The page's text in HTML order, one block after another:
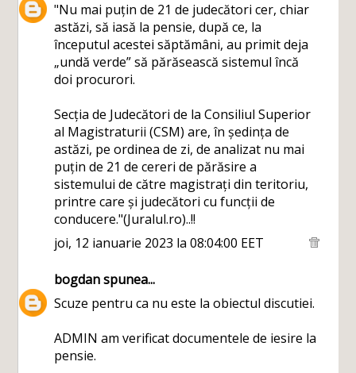
"Nu mai puțin de 21 de judecători cer, chiar
astăzi, să iasă la pensie, după ce, la
începutul acestei săptămâni, au primit deja
„undă verde” să părăsească sistemul încă
doi procurori.
Secția de Judecători de la Consiliul Superior
al Magistraturii (CSM) are, în ședința de
astăzi, pe ordinea de zi, de analizat nu mai
puțin de 21 de cereri de părăsire a
sistemului de către magistrați din teritoriu,
printre care și judecători cu funcții de
conducere."(Juralul.ro)..!!
joi, 12 ianuarie 2023 la 08:04:00 EET
bogdanspunea...
Scuze pentru ca nu este la obiectul discutiei.
ADMIN am verificat documentele de iesire la
pensie.